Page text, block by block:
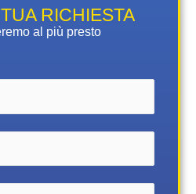
RICHIESTA
al più presto